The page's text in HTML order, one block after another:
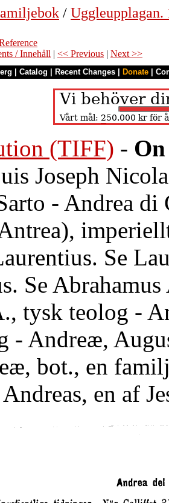
/
/ Innehåll | << Previous | Next >>
Catalog Recent Changes Donate
(TIFF) -
Joseph
- Andrea
Se
Se
tysk teolog -
- Andreæ,
bot., en
en af